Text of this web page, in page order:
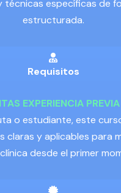
técnicas específicas de
estructurada.
Requisitos
EXPERIENCIA PREVIA
o estudiante, este
claras y aplicables para
desde el primer